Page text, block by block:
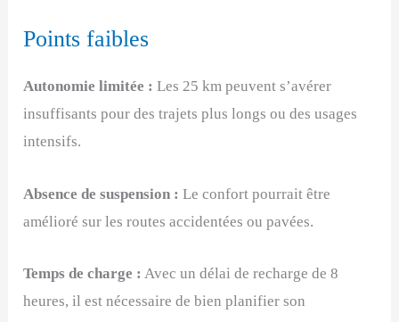
Points faibles
Autonomie limitée :Les 25 km peuvent s’avérer
insuffisants pour des trajets plus longs ou des usages
intensifs.
Absence de suspension :Le confort pourrait être
amélioré sur les routes accidentées ou pavées.
Temps de charge : Avec un délai de recharge de 8
heures, il est nécessaire de bien planifier son